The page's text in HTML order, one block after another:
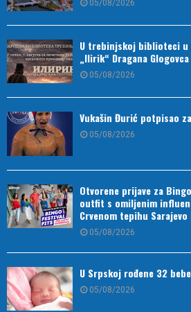
05/08/2026
U trebinjskoj biblioteci u
„Ilirik“ Dragana Glogovca
05/08/2026
Vukašin Đurić potpisao
05/08/2026
Otvorene prijave za
outfit s omiljenim
Crvenom tepihu
05/08/2026
U Srpskoj rođene 32
05/08/2026